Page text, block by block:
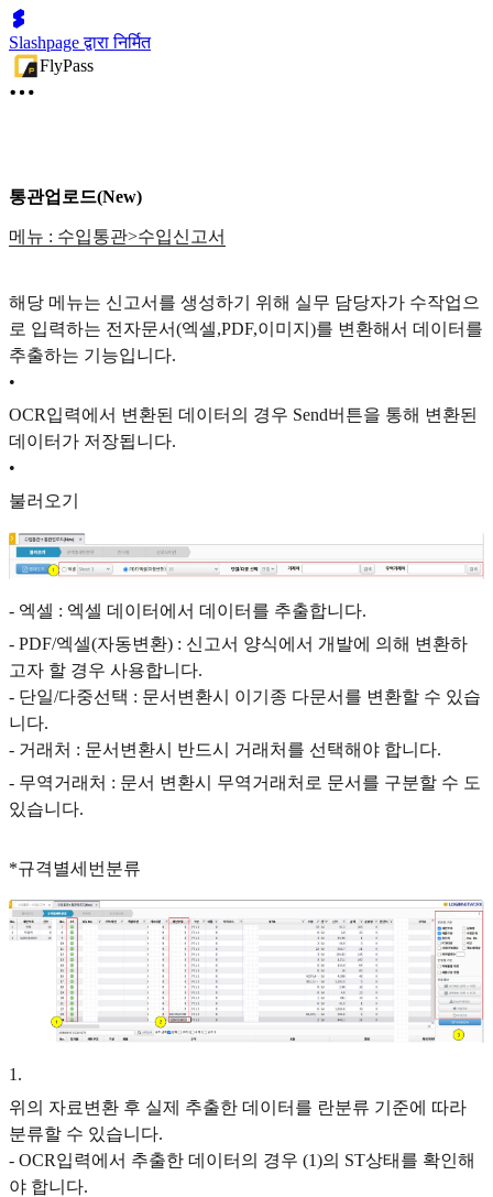
Slashpage द्वारा निर्मित
FlyPass
통관업로드(New)
메뉴 : 수입통관>수입신고서
해당 메뉴는 신고서를 생성하기 위해 실무 담당자가 수작업으
로 입력하는 전자문서(엑셀,PDF,이미지)를 변환해서 데이터를
추출하는 기능입니다.
•
OCR입력에서 변환된 데이터의 경우 Send버튼을 통해 변환된
데이터가 저장됩니다.
•
불러오기
- 엑셀 : 엑셀 데이터에서 데이터를 추출합니다.
- PDF/엑셀(자동변환) : 신고서 양식에서 개발에 의해 변환하
고자 할 경우 사용합니다.
- 단일/다중선택 : 문서변환시 이기종 다문서를 변환할 수 있습
니다.
- 거래처 : 문서변환시 반드시 거래처를 선택해야 합니다.
- 무역거래처 : 문서 변환시 무역거래처로 문서를 구분할 수 도
있습니다.
*규격별세번분류
1 .
위의 자료변환 후 실제 추출한 데이터를 란분류 기준에 따라
분류할 수 있습니다.
- OCR입력에서 추출한 데이터의 경우 (1)의 ST상태를 확인해
야 합니다.